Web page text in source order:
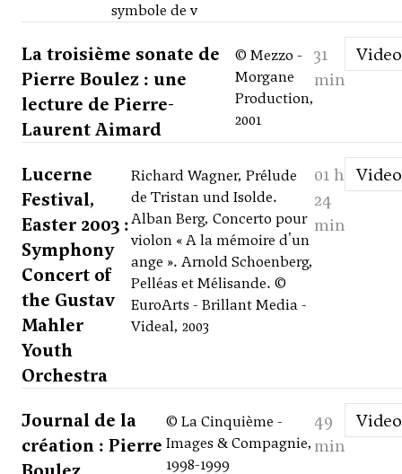
symbole de v
La troisième sonate de
Pierre Boulez : une
lecture de Pierre-
Laurent Aimard
© Mezzo -
Morgane
Production,
2001
31
min
Video
Lucerne
Festival,
Easter 2003 :
Symphony
Concert of
the Gustav
Mahler
Youth
Orchestra
Richard Wagner, Prélude
de Tristan und Isolde.
Alban Berg, Concerto pour
violon « A la mémoire d'un
ange ». Arnold Schoenberg,
Pelléas et Mélisande. ©
EuroArts - Brillant Media -
Videal, 2003
01 h
24
min
Video
Journal de la
création : Pierre
© La Cinquième -
Images & Compagnie,
1998-1999
49
min
Video